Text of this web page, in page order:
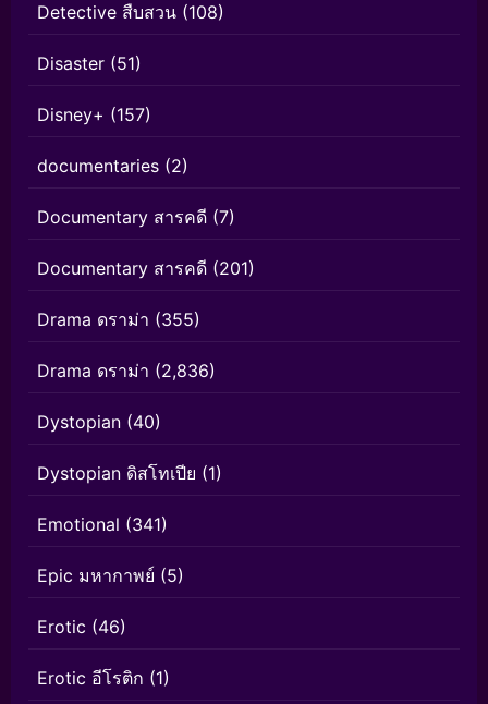
Detective สืบสวน (108)
Disaster (51)
Disney+ (157)
documentaries (2)
Documentary สารคดี (7)
Documentary สารคดี (201)
Drama ดราม่า (355)
Drama ดราม่า (2,836)
Dystopian (40)
Dystopian ดิสโทเปีย (1)
Emotional (341)
Epic มหากาพย์ (5)
Erotic (46)
Erotic อีโรติก (1)